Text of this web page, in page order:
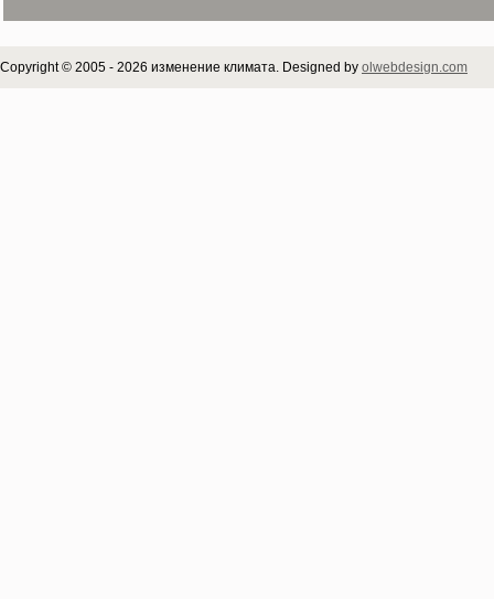
Copyright © 2005 - 2026 изменение климата. Designed by olwebdesign.com